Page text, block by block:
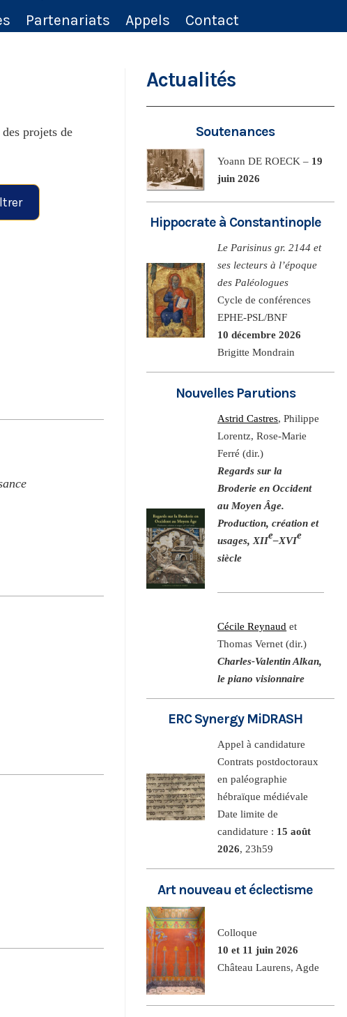
Partenariats Appels Contact
projets de
Actualités
Soutenances
Yoann DE ROECK – 19
juin 2026
Hippocrate à Constantinople
Le Parisinus gr. 2144 et
ses lecteurs à l’époque
des Paléologues
Cycle de conférences
EPHE-PSL/BNF
10 décembre 2026
Brigitte Mondrain
Nouvelles Parutions
Astrid Castres, Philippe
Lorentz, Rose-Marie
Ferré (dir.)
Regards sur la
Broderie en Occident
au Moyen Âge.
Production, création et
usages, XIIe–XVIe
siècle
Cécile Reynaud et
Thomas Vernet (dir.)
Charles-Valentin Alkan,
le piano visionnaire
ERC Synergy MiDRASH
Appel à candidature
Contrats postdoctoraux
en paléographie
hébraïque médiévale
Date limite de
candidature : 15 août
2026, 23h59
Art nouveau et éclectisme
Colloque
10 et 11 juin 2026
Château Laurens, Agde